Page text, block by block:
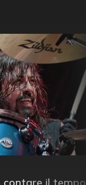
contare il tempo